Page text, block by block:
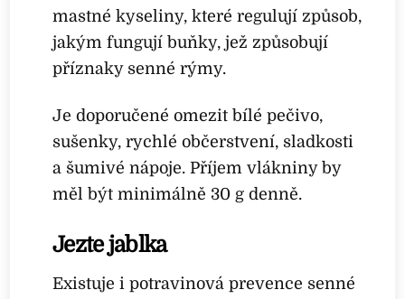
mastné kyseliny, které regulují způsob,
jakým fungují buňky, jež způsobují
příznaky senné rýmy.
Je doporučené omezit bílé pečivo,
sušenky, rychlé občerstvení, sladkosti
a šumivé nápoje. Příjem vlákniny by
měl být minimálně 30 g denně.
Jezte jablka
Existuje i potravinová prevence senné